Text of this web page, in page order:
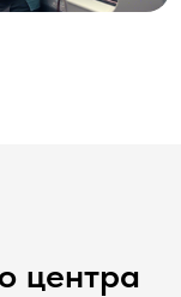
центра